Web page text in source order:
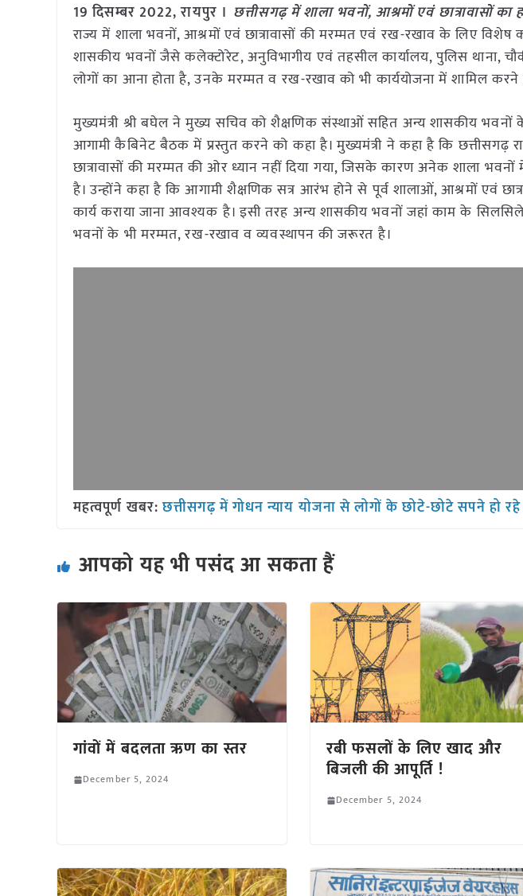
19 दिसम्बर 2022, रायपुर । छत्तीसगढ़ में शाला भवनों, आश्रमों एवं छात्रावासों का
राज्य में शाला भवनों, आश्रमों एवं छात्रावासों की मरम्मत एवं रख-रखाव के लिए विशेष
शासकीय भवनों जैसे कलेक्टोरेट, अनुविभागीय एवं तहसील कार्यालय, पुलिस थाना,
लोगों का आना होता है, उनके मरम्मत व रख-रखाव को भी कार्ययोजना में शामिल
मुख्यमंत्री श्री बघेल ने मुख्य सचिव को शैक्षणिक संस्थाओं सहित अन्य शासकीय
आगामी कैबिनेट बैठक में प्रस्तुत करने को कहा है। मुख्यमंत्री ने कहा है कि छत्तीसगढ़
छात्रावासों की मरम्मत की ओर ध्यान नहीं दिया गया, जिसके कारण अनेक शाला
है। उन्होंने कहा है कि आगामी शैक्षणिक सत्र आरंभ होने से पूर्व शालाओं, आश्रमों एवं
कार्य कराया जाना आवश्यक है। इसी तरह अन्य शासकीय भवनों जहां काम के
भवनों के भी मरम्मत, रख-रखाव व व्यवस्थापन की जरूरत है।
महत्वपूर्ण खबर: छत्तीसगढ़ में गोधन न्याय योजना से लोगों के छोटे-छोटे सपने हो
आपको यह भी पसंद आ सकता हैं
गांवों में बदलता ऋण का स्तर
December 5, 2024
रबी फसलों के लिए खाद और
बिजली की आपूर्ति !
December 5, 2024